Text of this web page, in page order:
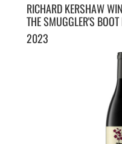
RICHARD KERSHAW
THE SMUGGLER'S
2023